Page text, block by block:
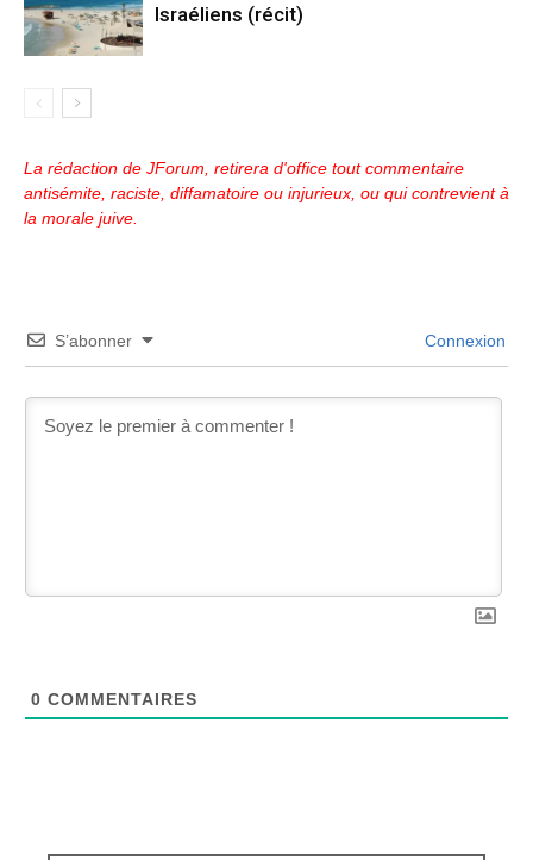
Israéliens (récit)
La rédaction de JForum, retirera d'office tout commentaire
antisémite, raciste, diffamatoire ou injurieux, ou qui contrevient à
la morale juive.
S’abonner Connexion
0 COMMENTAIRES